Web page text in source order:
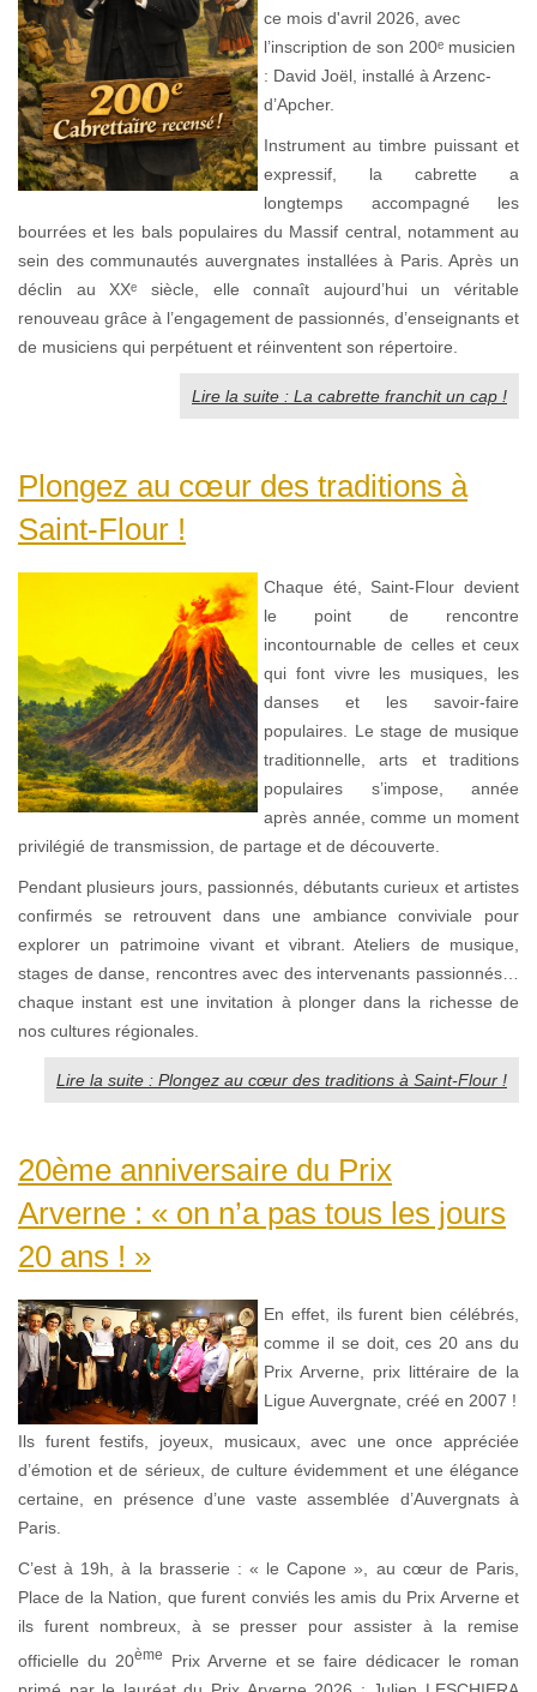
ce mois d'avril 2026, avec
l’inscription de son 200ᵉ musicien
: David Joël, installé à Arzenc-
d’Apcher.
Instrument au timbre puissant et
expressif, la cabrette a
longtemps accompagné les
bourrées et les bals populaires du Massif central, notamment au
sein des communautés auvergnates installées à Paris. Après un
déclin au XXᵉ siècle, elle connaît aujourd’hui un véritable
renouveau grâce à l’engagement de passionnés, d’enseignants et
de musiciens qui perpétuent et réinventent son répertoire.
Lire la suite : La cabrette franchit un cap !
Plongez au cœur des traditions à
Saint-Flour !
Chaque été, Saint-Flour devient
le point de rencontre
incontournable de celles et ceux
qui font vivre les musiques, les
danses et les savoir-faire
populaires. Le stage de musique
traditionnelle, arts et traditions
populaires s’impose, année
après année, comme un moment
privilégié de transmission, de partage et de découverte.
Pendant plusieurs jours, passionnés, débutants curieux et artistes
confirmés se retrouvent dans une ambiance conviviale pour
explorer un patrimoine vivant et vibrant. Ateliers de musique,
stages de danse, rencontres avec des intervenants passionnés…
chaque instant est une invitation à plonger dans la richesse de
nos cultures régionales.
Lire la suite : Plongez au cœur des traditions à Saint-Flour !
20ème anniversaire du Prix
Arverne : « on n’a pas tous les jours
20 ans ! »
En effet, ils furent bien célébrés,
comme il se doit, ces 20 ans du
Prix Arverne, prix littéraire de la
Ligue Auvergnate, créé en 2007 !
Ils furent festifs, joyeux, musicaux, avec une once appréciée
d’émotion et de sérieux, de culture évidemment et une élégance
certaine, en présence d’une vaste assemblée d’Auvergnats à
Paris.
C’est à 19h, à la brasserie : « le Capone », au cœur de Paris,
Place de la Nation, que furent conviés les amis du Prix Arverne et
ils furent nombreux, à se presser pour assister à la remise
officielle du 20ème
Prix Arverne et se faire dédicacer le roman